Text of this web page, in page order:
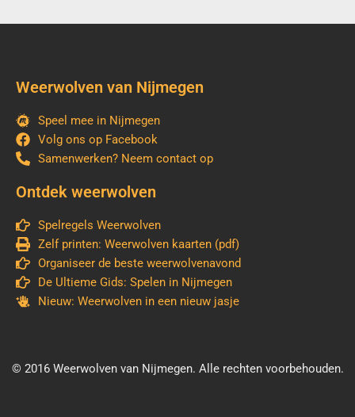
Weerwolven van Nijmegen
Speel mee in Nijmegen
Volg ons op Facebook
Samenwerken? Neem contact op
Ontdek weerwolven
Spelregels Weerwolven
Zelf printen: Weerwolven kaarten (pdf)
Organiseer de beste weerwolvenavond
De Ultieme Gids: Spelen in Nijmegen
Nieuw: Weerwolven in een nieuw jasje
© 2016Weerwolven van Nijmegen. Alle rechten voorbehouden.